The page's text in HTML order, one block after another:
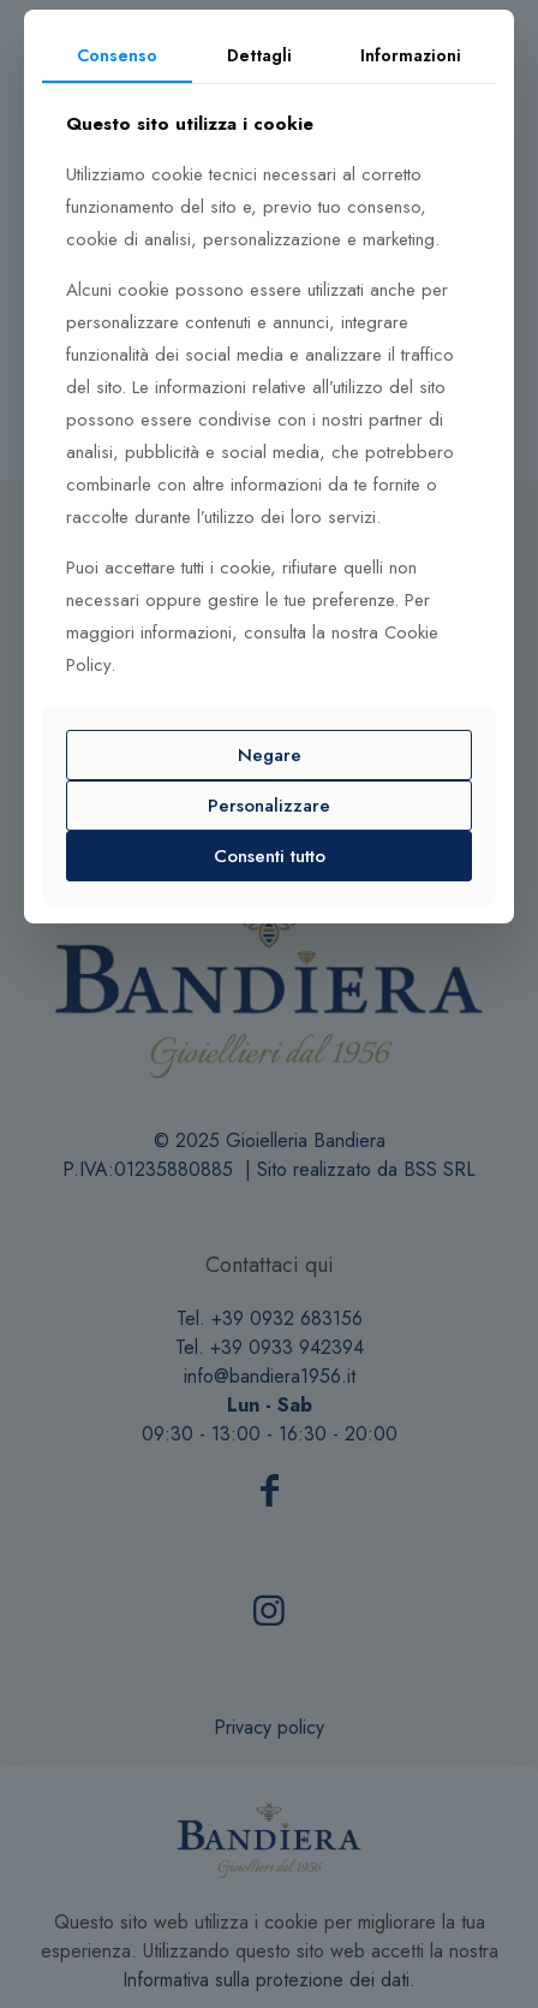
Scrivi un messaggio
Dove ci puoi trovare
Corso Vittorio Emanuele 79/A
Tel. +39 0933 942394
95042 Grammichele CT
© 2025 Gioielleria Bandiera
P.IVA:01235880885 | Sito realizzato da BSS SRL
Contattaci qui
Tel. +39 0932 683156
Tel. +39 0933 942394
info@bandiera1956.it
Lun - Sab
09:30 - 13:00 - 16:30 - 20:00
Privacy policy
Recesso online
Condizioni di Vendita
Questo sito web utilizza i cookie per migliorare la tua
esperienza. Utilizzando questo sito web accetti la nostra
Informativa sulla protezione dei dati.
Consenso Dettagli Informazioni
Questo sito utilizza i cookie
Utilizziamo cookie tecnici necessari al corretto
funzionamento del sito e, previo tuo consenso,
cookie di analisi, personalizzazione e marketing.
Alcuni cookie possono essere utilizzati anche per
personalizzare contenuti e annunci, integrare
funzionalità dei social media e analizzare il traffico
del sito. Le informazioni relative all’utilizzo del sito
possono essere condivise con i nostri partner di
analisi, pubblicità e social media, che potrebbero
combinarle con altre informazioni da te fornite o
raccolte durante l’utilizzo dei loro servizi.
Puoi accettare tutti i cookie, rifiutare quelli non
necessari oppure gestire le tue preferenze. Per
maggiori informazioni, consulta la nostra Cookie
Policy.
Negare
Personalizzare
Consenti tutto